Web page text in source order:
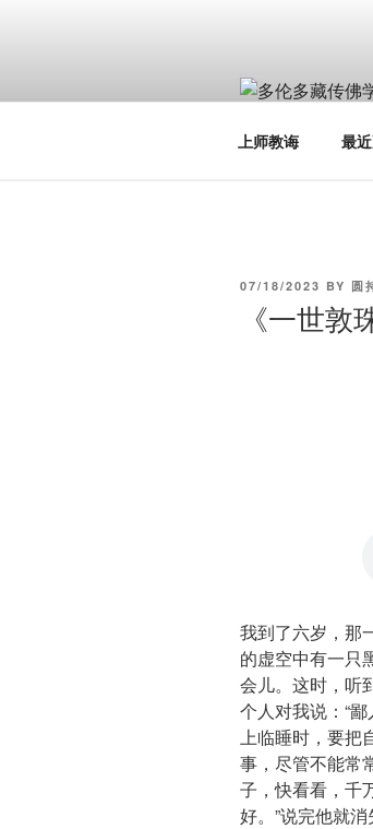
上师教诲 最
POSTED
07/18/2023 BY 圆
《一世敦
我到了六岁，那
的虚空中有一只
会儿。这时，听
个人对我说：“
上临睡时，要把
事，尽管不能常
子，快看看，千
好。”说完他就消